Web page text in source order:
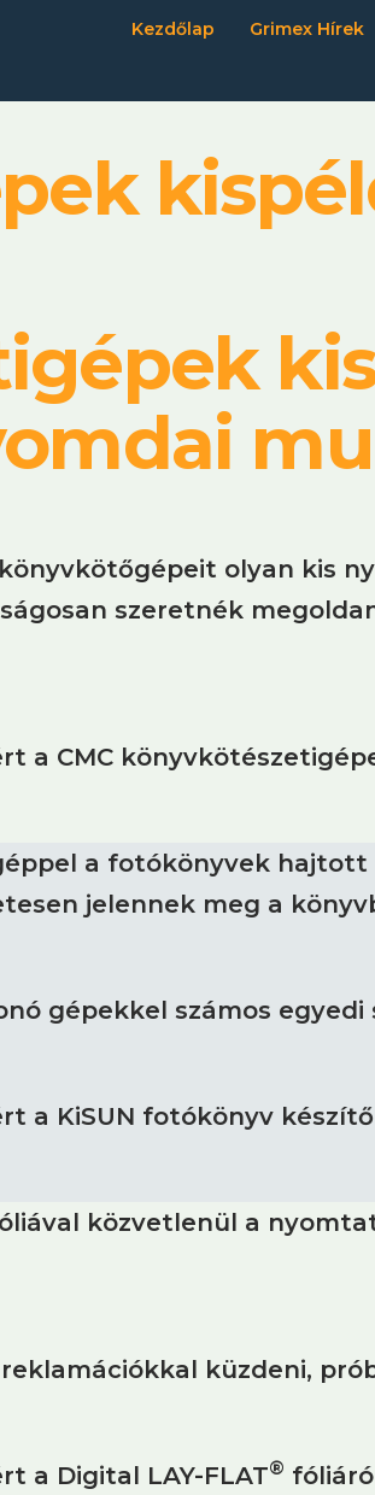
Kezdőlap Grimex Hírek
olyan kis
szeretnék
a CMC
a fotókönyvek
jelennek meg a
gépekkel számos
a KiSUN fotókönyv
közvetlenül a
küzdeni,
a Digital LAY-FLAT®